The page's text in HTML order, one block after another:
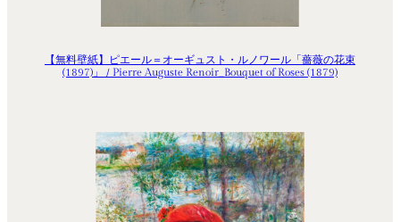
【無料壁紙】ピエール＝オーギュスト・ルノワール「薔薇の花束
(1897)」 / Pierre Auguste Renoir_Bouquet of Roses (1879)